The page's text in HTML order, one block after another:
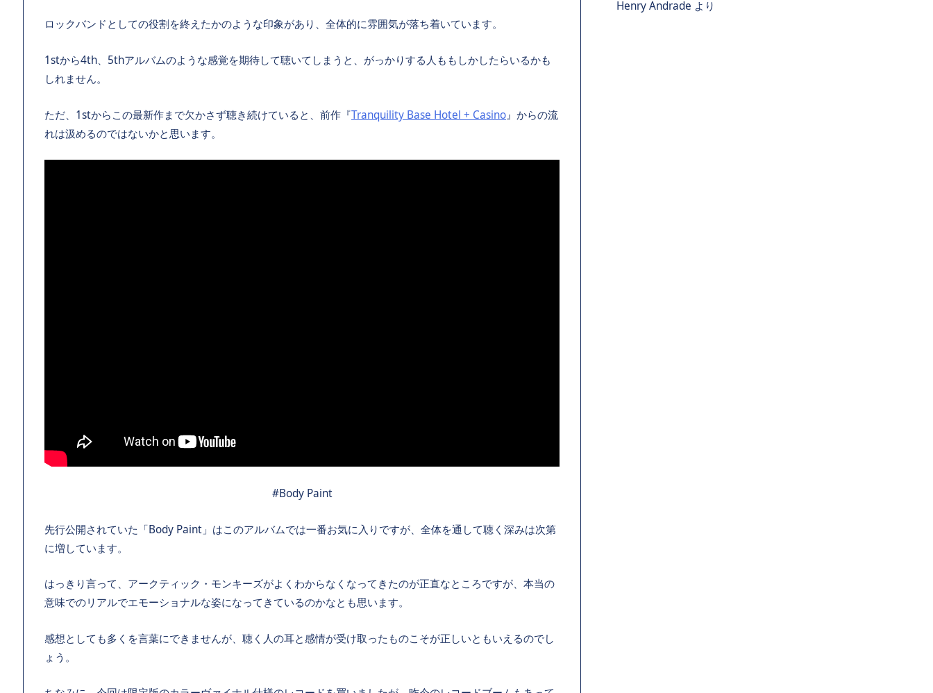
ロックバンドとしての役割を終えたかのような印象があり、全体的に雰囲気が落ち着いています。
1stから4th、5thアルバムのような感覚を期待して聴いてしまうと、がっかりする人ももしかしたらいるかも
しれません。
ただ、1stからこの最新作まで欠かさず聴き続けていると、前作『Tranquility Base Hotel + Casino』からの流
れは汲めるのではないかと思います。
#Body Paint
先行公開されていた「Body Paint」はこのアルバムでは一番お気に入りですが、全体を通して聴く深みは次第
に増しています。
はっきり言って、アークティック・モンキーズがよくわからなくなってきたのが正直なところですが、本当の
意味でのリアルでエモーショナルな姿になってきているのかなとも思います。
感想としても多くを言葉にできませんが、聴く人の耳と感情が受け取ったものこそが正しいともいえるのでし
ょう。
Henry Andrade より